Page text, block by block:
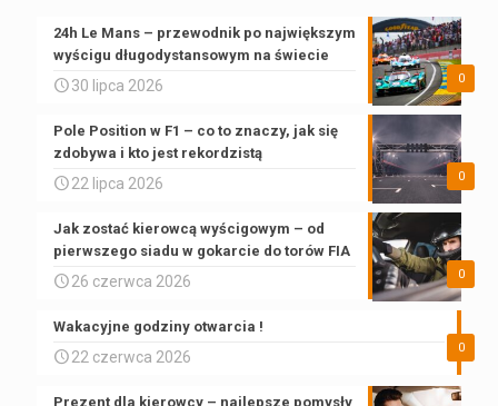
0
24h Le Mans – przewodnik po największym
wyścigu długodystansowym na świecie
30 lipca 2026
0
Pole Position w F1 – co to znaczy, jak się
zdobywa i kto jest rekordzistą
22 lipca 2026
0
Jak zostać kierowcą wyścigowym – od
pierwszego siadu w gokarcie do torów FIA
26 czerwca 2026
0
Wakacyjne godziny otwarcia !
22 czerwca 2026
Prezent dla kierowcy – najlepsze pomysły